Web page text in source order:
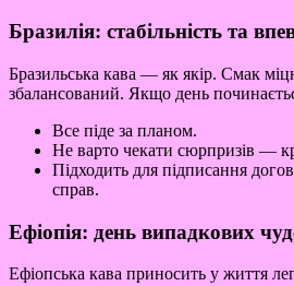
Бразилія: стабільність та
Бразильська кава — як якір. Смак
збалансований. Якщо день
Все піде за планом.
Не варто чекати сюрпризів —
Підходить для підписання
справ.
Ефіопія: день випадкових
Ефіопська кава приносить у життя